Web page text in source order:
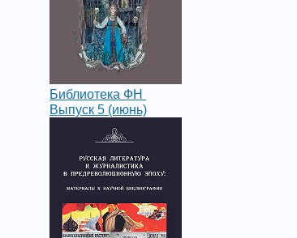
Библиотека ФН
Выпуск 5 (июнь)